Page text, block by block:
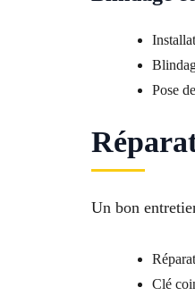
Pose
Un bon
Clé